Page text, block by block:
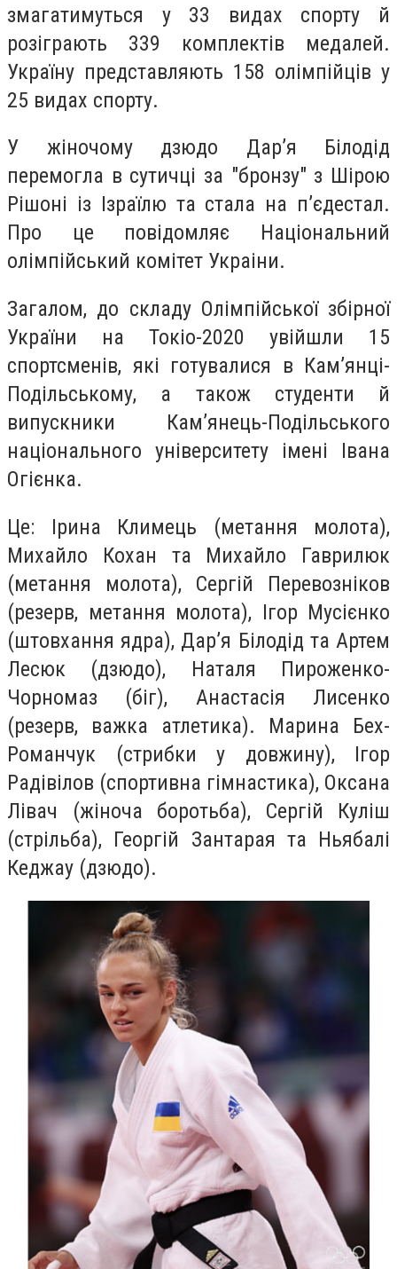
змагатимуться у 33 видах спорту й
розіграють 339 комплектів медалей.
Україну представляють 158 олімпійців у
25 видах спорту.
У жіночому дзюдо Дар’я Білодід
перемогла в сутичці за "бронзу" з Шірою
Рішоні із Ізраїлю та стала на п’єдестал.
Про це повідомляє Національний
олімпійський комітет Украіни.
Загалом, до складу Олімпійської збірної
України на Токіо-2020 увійшли 15
спортсменів, які готувалися в Кам’янці-
Подільському, а також студенти й
випускники Кам’янець-Подільського
національного університету імені Івана
Огієнка.
Це: Ірина Климець (метання молота),
Михайло Кохан та Михайло Гаврилюк
(метання молота), Сергій Перевозніков
(резерв, метання молота), Ігор Мусієнко
(штовхання ядра), Дар’я Білодід та Артем
Лесюк (дзюдо), Наталя Пироженко-
Чорномаз (біг), Анастасія Лисенко
(резерв, важка атлетика). Марина Бех-
Романчук (стрибки у довжину), Ігор
Радівілов (спортивна гімнастика), Оксана
Лівач (жіноча боротьба), Сергій Куліш
(стрільба), Георгій Зантарая та Ньябалі
Кеджау (дзюдо).